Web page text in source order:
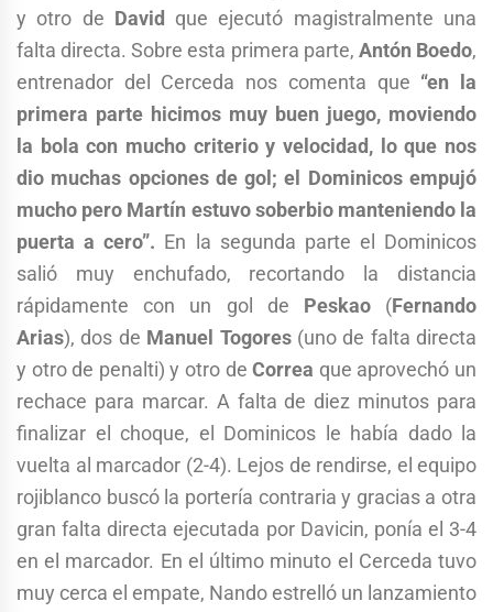
y otro de David
que ejecutó magistralmente una
falta directa. Sobre esta primera parte, Antón Boedo,
entrenador del Cerceda nos comenta que “en la
primera parte hicimos muy buen juego, moviendo
la bola con mucho criterio y velocidad, lo que nos
dio muchas opciones de gol; el Dominicos empujó
mucho pero Martín estuvo soberbio manteniendo la
puerta a cero”. En la segunda parte el Dominicos
salió muy enchufado, recortando la distancia
rápidamente con un gol de Peskao(Fernando
Arias), dos de Manuel Togores(uno de falta directa
y otro de penalti) y otro deCorrea que aprovechó un
rechace para marcar. A falta de diez minutos para
finalizar el choque, el Dominicos le había dado la
vuelta al marcador (2-4). Lejos de rendirse, el equipo
rojiblanco buscó la portería contraria y gracias a otra
gran falta directa ejecutada por Davicin, ponía el 3-4
en el marcador. En el último minuto el Cerceda tuvo
muy cerca el empate, Nando estrelló un lanzamiento